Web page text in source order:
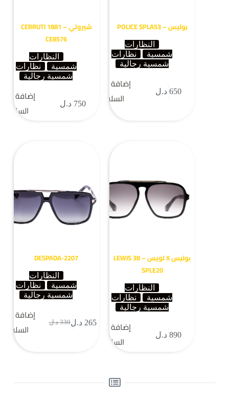
بوليس – POLICE SPLA53
النظارات
شمسية
نظارات
شمسية رجالية
650 د.ل
إضافة إلى
السلة
شيروتي – CERRUTI 1881
CE8576
النظارات
شمسية
نظارات
شمسية رجالية
750 د.ل
إضافة إلى
السلة
بوليس X لويس – LEWIS 38
SPLE20
النظارات
شمسية
نظارات
شمسية رجالية
890 د.ل
إضافة إلى
السلة
DESPADA-2207
النظارات
شمسية
نظارات
شمسية رجالية
330 د.ل 265 د.ل
إضافة إلى
السلة